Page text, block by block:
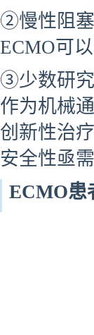
②慢性阻
ECMO可
③少数研究
作为机械
创新性治
安全性亟
ECMO患